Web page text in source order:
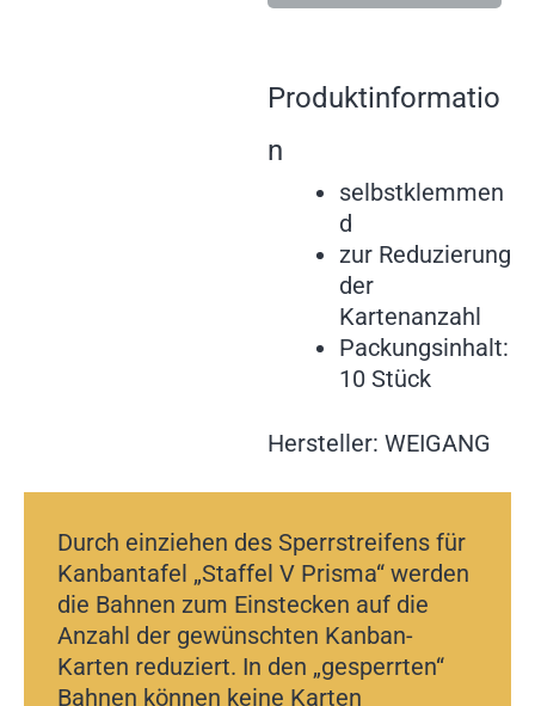
Produktinformatio
n
selbstklemmen
d
zur Reduzierung
der
Kartenanzahl
Packungsinhalt:
10 Stück
Hersteller: WEIGANG
Durch einziehen des Sperrstreifens für
Kanbantafel „Staffel V Prisma“ werden
die Bahnen zum Einstecken auf die
Anzahl der gewünschten Kanban-
Karten reduziert. In den „gesperrten“
Bahnen können keine Karten